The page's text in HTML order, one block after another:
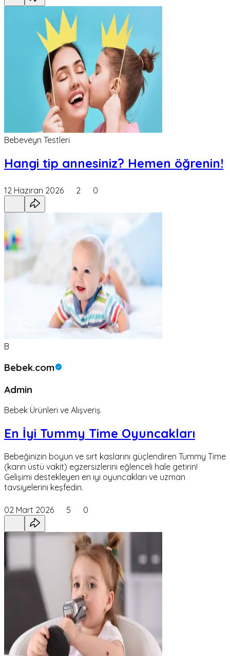
Bebeveyn Testleri
Hangi tip annesiniz? Hemen öğrenin!
12 Haziran 2026 2 0
B
Bebek.com
Admin
Bebek Ürünleri ve Alışveriş
En İyi Tummy Time Oyuncakları
Bebeğinizin boyun ve sırt kaslarını güçlendiren Tummy Time
(karın üstü vakit) egzersizlerini eğlenceli hale getirin!
Gelişimi destekleyen en iyi oyuncakları ve uzman
tavsiyelerini keşfedin.
02 Mart 2026 5 0